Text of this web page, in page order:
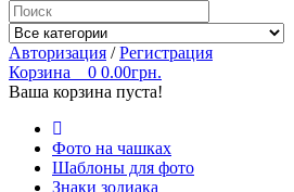
Авторизация / Регистрация
Корзина
0 0.00грн.
Ваша корзина пуста!
Фото на чашках
Шаблоны для фото
Знаки зодиака